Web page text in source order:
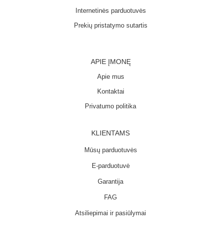
Prekių pristatymo sutartis
Internetinės parduotuvės
KLIENTAMS
Kontaktai
Privatumo politika
Apie mus
APIE ĮMONĘ
Mūsų parduotuvės
Atsiliepimai ir pasiūlymai
FAG
Garantija
E-parduotuvė